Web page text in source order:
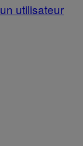
un utilisateur